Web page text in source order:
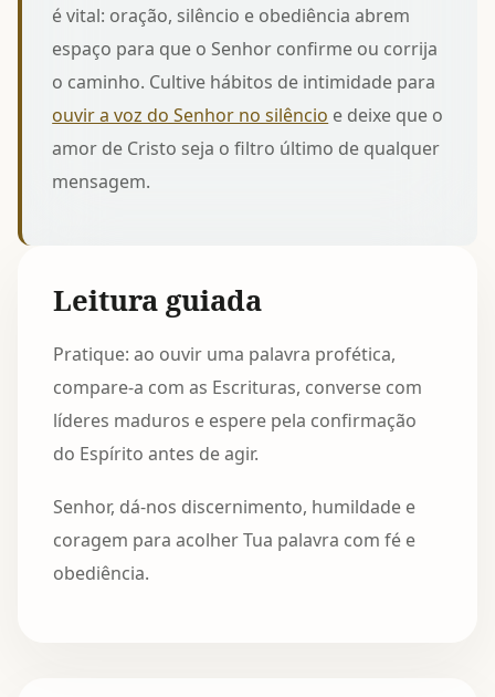
é vital: oração, silêncio e obediência abrem
espaço para que o Senhor confirme ou corrija
o caminho. Cultive hábitos de intimidade para
ouvir a voz do Senhor no silêncio e deixe que o
amor de Cristo seja o filtro último de qualquer
mensagem.
Leitura guiada
Pratique: ao ouvir uma palavra profética,
compare-a com as Escrituras, converse com
líderes maduros e espere pela confirmação
do Espírito antes de agir.
Senhor, dá-nos discernimento, humildade e
coragem para acolher Tua palavra com fé e
obediência.